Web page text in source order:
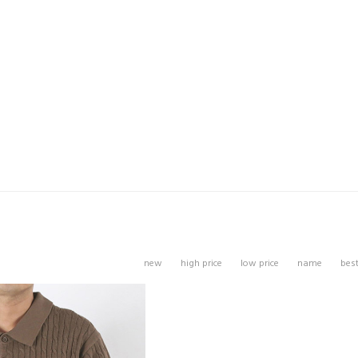
new high price low price name best